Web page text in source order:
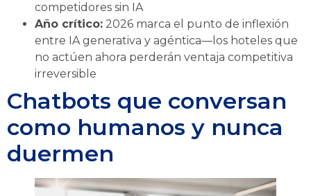
competidores sin IA
Año crítico: 2026 marca el punto de inflexión
entre IA generativa y agéntica—los hoteles que
no actúen ahora perderán ventaja competitiva
irreversible
Chatbots que conversan
como humanos y nunca
duermen